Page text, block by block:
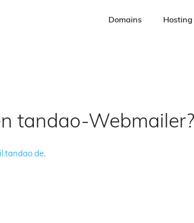
überspringen
Domains Hosting
tandao-Webmailer?
.